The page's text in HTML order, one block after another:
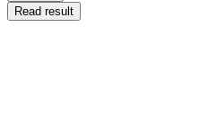
Read result